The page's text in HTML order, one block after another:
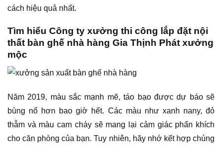
cách hiệu quả nhất.
Tìm hiểu Công ty xưởng thi công lắp đặt nội
thất bàn ghế nhà hàng Gia Thịnh Phát xưởng
mộc
Năm 2019, màu sắc mạnh mẽ, táo bạo được dự báo sẽ
bùng nổ hơn bao giờ hết. Các màu như xanh nany, đỏ
thẫm và màu cam cháy sẽ mang lại cảm giác phấn khích
cho căn phòng của bạn. Tuy nhiên, hãy nhớ kết hợp chúng